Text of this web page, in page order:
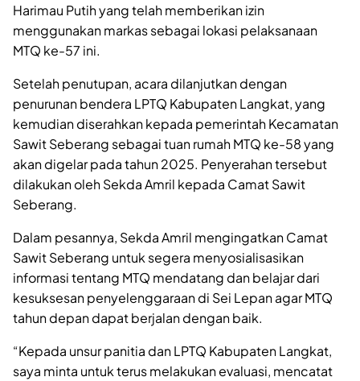
Harimau Putih yang telah memberikan izin
menggunakan markas sebagai lokasi pelaksanaan
MTQ ke-57 ini.
Setelah penutupan, acara dilanjutkan dengan
penurunan bendera LPTQ Kabupaten Langkat, yang
kemudian diserahkan kepada pemerintah Kecamatan
Sawit Seberang sebagai tuan rumah MTQ ke-58 yang
akan digelar pada tahun 2025. Penyerahan tersebut
dilakukan oleh Sekda Amril kepada Camat Sawit
Seberang.
Dalam pesannya, Sekda Amril mengingatkan Camat
Sawit Seberang untuk segera menyosialisasikan
informasi tentang MTQ mendatang dan belajar dari
kesuksesan penyelenggaraan di Sei Lepan agar MTQ
tahun depan dapat berjalan dengan baik.
“Kepada unsur panitia dan LPTQ Kabupaten Langkat,
saya minta untuk terus melakukan evaluasi, mencatat